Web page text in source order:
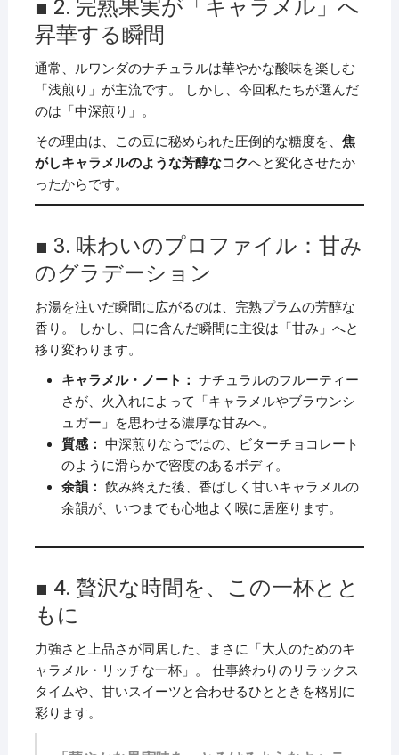
■ 2. 完熟果実が「キャラメル」へ
昇華する瞬間
通常、ルワンダのナチュラルは華やかな酸味を楽しむ
「浅煎り」が主流です。 しかし、今回私たちが選んだ
のは「中深煎り」。
その理由は、この豆に秘められた圧倒的な糖度を、 焦
がしキャラメルのような芳醇なコクへと変化させたか
ったからです。
■ 3. 味わいのプロファイル：甘み
のグラデーション
お湯を注いだ瞬間に広がるのは、完熟プラムの芳醇な
香り。 しかし、口に含んだ瞬間に主役は「甘み」へと
移り変わります。
キャラメル・ノート： ナチュラルのフルーティー
さが、火入れによって「キャラメルやブラウンシ
ュガー」を思わせる濃厚な甘みへ。
質感： 中深煎りならではの、ビターチョコレート
のように滑らかで密度のあるボディ。
余韻： 飲み終えた後、香ばしく甘いキャラメルの
余韻が、いつまでも心地よく喉に居座ります。
■ 4. 贅沢な時間を、この一杯とと
もに
力強さと上品さが同居した、まさに「大人のためのキ
ャラメル・リッチな一杯」。 仕事終わりのリラックス
タイムや、甘いスイーツと合わせるひとときを格別に
彩ります。